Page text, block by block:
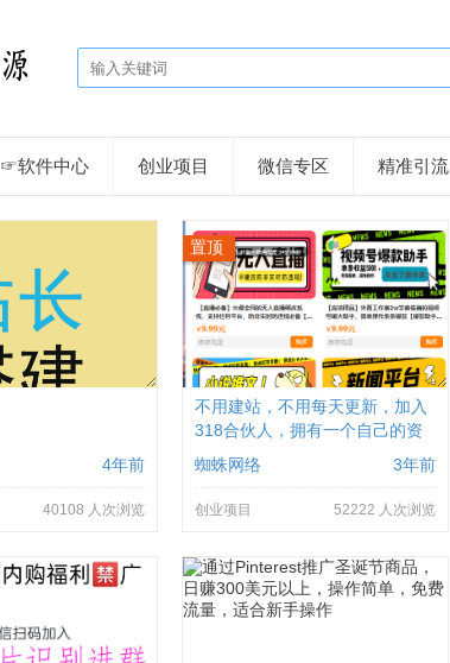
☞软件中心 创业项目 微信专区 精准引流
4年前
40108 人次浏览
置顶
不用建站，不用每天更新，加入
318合伙人，拥有一个自己的资
源站，卖课程，卖初级站长，创
业合伙人赚钱
蜘蛛网络 3年前
创业项目 52222 人次浏览